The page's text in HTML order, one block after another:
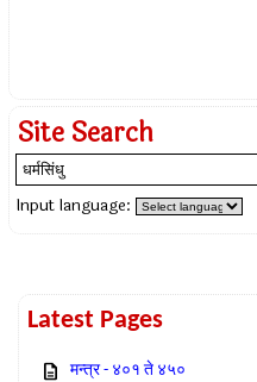
Site Search
Input language:
Latest Pages
मन्त्र - ४०१ ते ४५०